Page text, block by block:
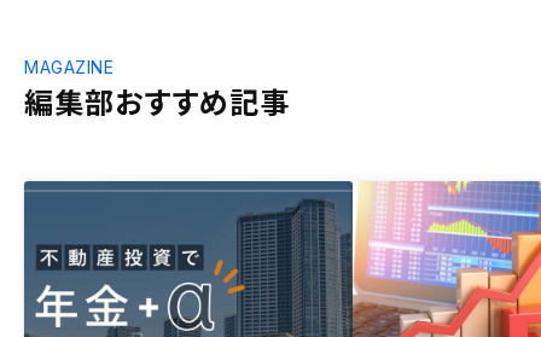
編集部おすすめ記事
MAGAZINE